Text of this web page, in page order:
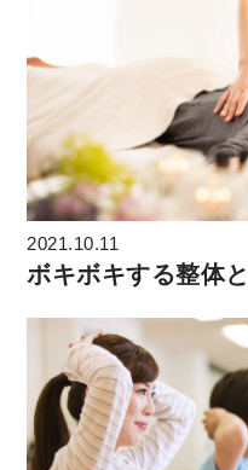
2021.10.11
ボキボキする整体